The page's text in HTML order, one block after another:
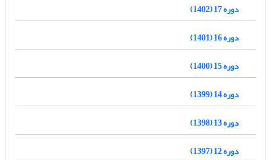
دوره 17 (1402)
دوره 16 (1401)
دوره 15 (1400)
دوره 14 (1399)
دوره 13 (1398)
دوره 12 (1397)